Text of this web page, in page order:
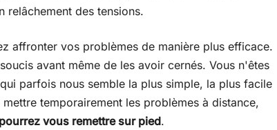
relâchement des tensions.
affronter vos problèmes de manière plus efficace.
avant même de les avoir cernés. Vous n'êtes
parfois nous semble la plus simple, la plus facile
temporairement les problèmes à distance,
vous remettre sur pied.